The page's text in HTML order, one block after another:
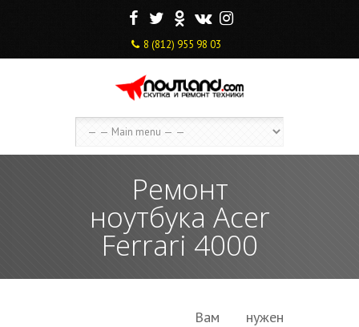
F T O V I
8 (812) 955 98 03
Ремонт
ноутбука Acer
Ferrari 4000
Вам нужен